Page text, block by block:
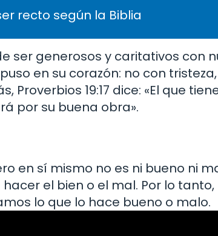
recto según la Biblia
ser generosos y caritativos con
en su corazón: no con
Proverbios 19:17 dice: «El que
por su buena obra».
en sí mismo no es ni bueno ni
el bien o el mal. Por lo tanto,
lo que lo hace bueno o malo.